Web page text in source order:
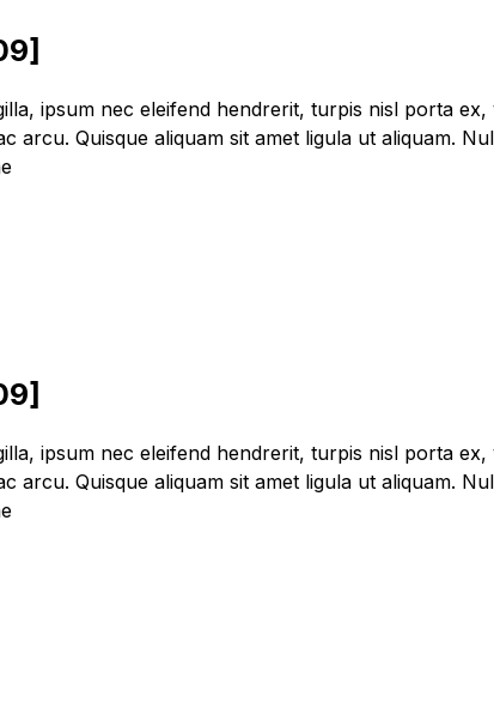
ipsum nec eleifend hendrerit, turpis nisl porta ex,
arcu. Quisque aliquam sit amet ligula ut aliquam.
ipsum nec eleifend hendrerit, turpis nisl porta ex,
arcu. Quisque aliquam sit amet ligula ut aliquam.